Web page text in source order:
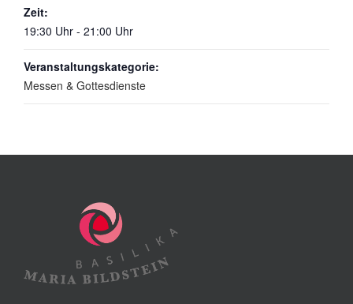
Zeit:
19:30 Uhr - 21:00 Uhr
Veranstaltungskategorie:
Messen & Gottesdienste